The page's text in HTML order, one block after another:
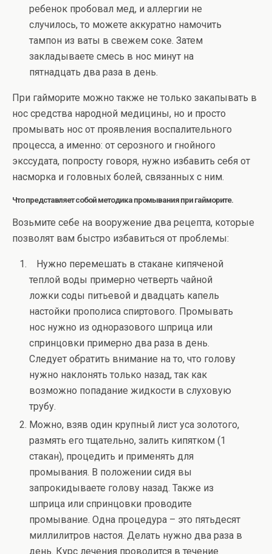
ребенок пробовал мед, и аллергии не
случилось, то можете аккуратно намочить
тампон из ваты в свежем соке. Затем
закладываете смесь в нос минут на
пятнадцать два раза в день.
При гайморите можно также не только закапывать в
нос средства народной медицины, но и просто
промывать нос от проявления воспалительного
процесса, а именно: от серозного и гнойного
экссудата, попросту говоря, нужно избавить себя от
насморка и головных болей, связанных с ним.
Что представляет собой методика промывания при гайморите.
Возьмите себе на вооружение два рецепта, которые
позволят вам быстро избавиться от проблемы:
Нужно перемешать в стакане кипяченой
теплой воды примерно четверть чайной
ложки соды питьевой и двадцать капель
настойки прополиса спиртового. Промывать
нос нужно из одноразового шприца или
спринцовки примерно два раза в день.
Следует обратить внимание на то, что голову
нужно наклонять только назад, так как
возможно попадание жидкости в слуховую
трубу.
Можно, взяв один крупный лист уса золотого,
размять его тщательно, залить кипятком (1
стакан), процедить и применять для
промывания. В положении сидя вы
запрокидываете голову назад. Также из
шприца или спринцовки проводите
промывание. Одна процедура – это пятьдесят
миллилитров настоя. Делать нужно два раза в
день. Курс лечения проводится в течение